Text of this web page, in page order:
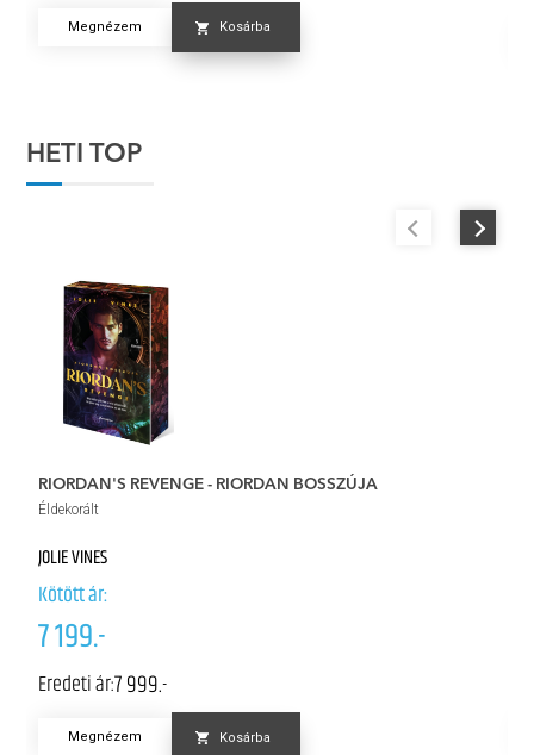
Megnézem Kosárba
HETI TOP
RIORDAN'S REVENGE - RIORDAN BOSSZÚJA
Éldekorált
JOLIE VINES
Kötött ár:
7 199.-
Eredeti ár:7 999.-
Megnézem Kosárba